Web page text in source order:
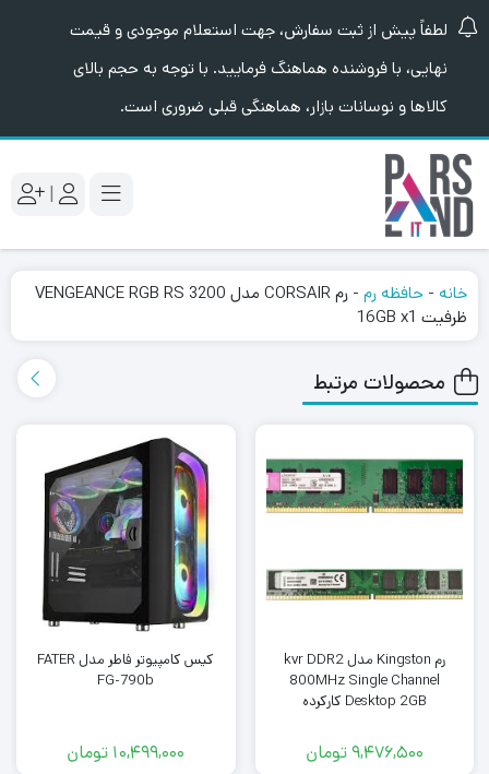
لطفاً پیش از ثبت سفارش، جهت استعلام موجودی و قیمت
نهایی، با فروشنده هماهنگ فرمایید. با توجه به حجم بالای
کالاها و نوسانات بازار، هماهنگی قبلی ضروری است.
|
خانه - حافظه رم -
رم CORSAIR مدل VENGEANCE RGB RS 3200
ظرفیت 16GB x1
محصولات مرتبط
رم Kingston مدل kvr DDR2
800MHz Single Channel
Desktop 2GB کارکرده
9,476,500تومان
کیس کامپیوتر فاطر مدل FATER
FG-790b
10,499,000 تومان